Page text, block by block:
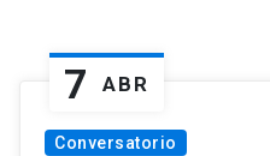
7 ABR
Conversatorio